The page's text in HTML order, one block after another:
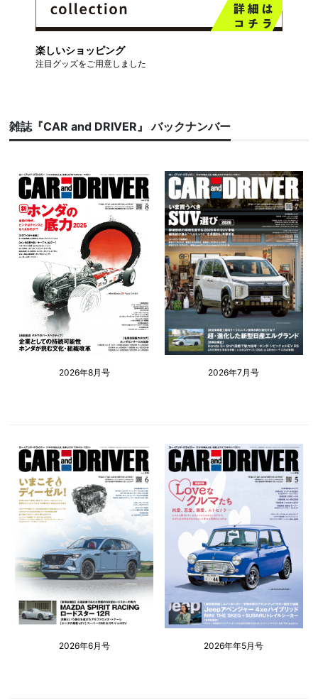
楽しいショッピング
注目グッズをご用意しました
雑誌『CAR and DRIVER』 バックナンバー
2026年8月号 2026年7月号
2026年6月号 2026年年5月号